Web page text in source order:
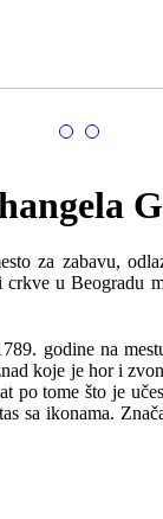
za zabavu,
u Beogradu
godine na
koje je hor i
tome što je
sa ikonama.